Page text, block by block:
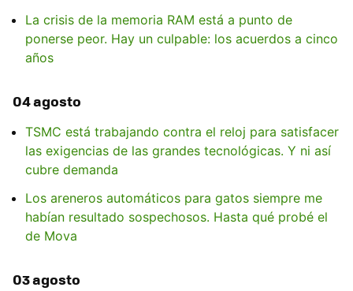
La crisis de la memoria RAM está a punto de
ponerse peor. Hay un culpable: los acuerdos a cinco
años
04 agosto
TSMC está trabajando contra el reloj para satisfacer
las exigencias de las grandes tecnológicas. Y ni así
cubre demanda
Los areneros automáticos para gatos siempre me
habían resultado sospechosos. Hasta qué probé el
de Mova
03 agosto